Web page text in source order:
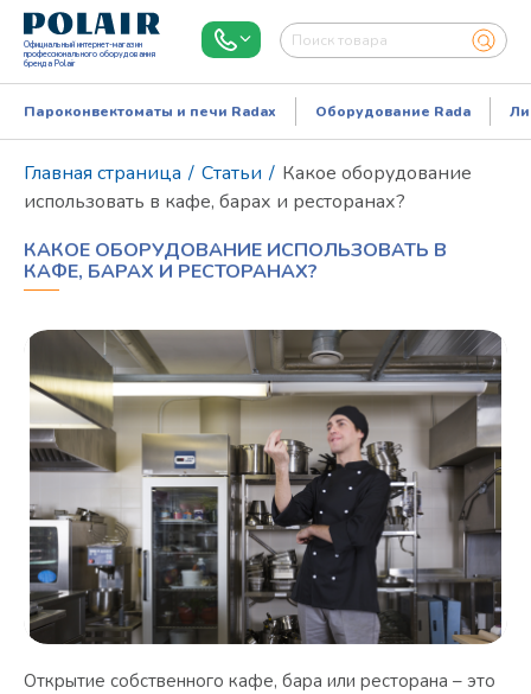
Официальный интернет-магазин
профессионального оборудования
бренда Polair
Режим работы:Пн..Пт: 9.00-18.00
Пароконвектоматы и печи Radax Оборудование Rada
Главная страница / Статьи / Какое оборудование
использовать в кафе, барах и ресторанах?
КАКОЕ ОБОРУДОВАНИЕ ИСПОЛЬЗОВАТЬ В
КАФЕ, БАРАХ И РЕСТОРАНАХ?
Открытие собственного кафе, бара или ресторана – это